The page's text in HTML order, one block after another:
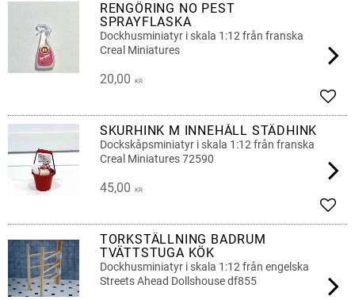
RENGÖRING NO PEST
SPRAYFLASKA
Dockhusminiatyr i skala 1:12 från franska
Creal Miniatures
20,00 KR
SKURHINK M INNEHÅLL STÄDHINK
Dockskåpsminiatyr i skala 1:12 från franska
Creal Miniatures 72590
45,00 KR
TORKSTÄLLNING BADRUM
TVÄTTSTUGA KÖK
Dockhusminiatyr i skala 1:12 från engelska
Streets Ahead Dollshouse df855